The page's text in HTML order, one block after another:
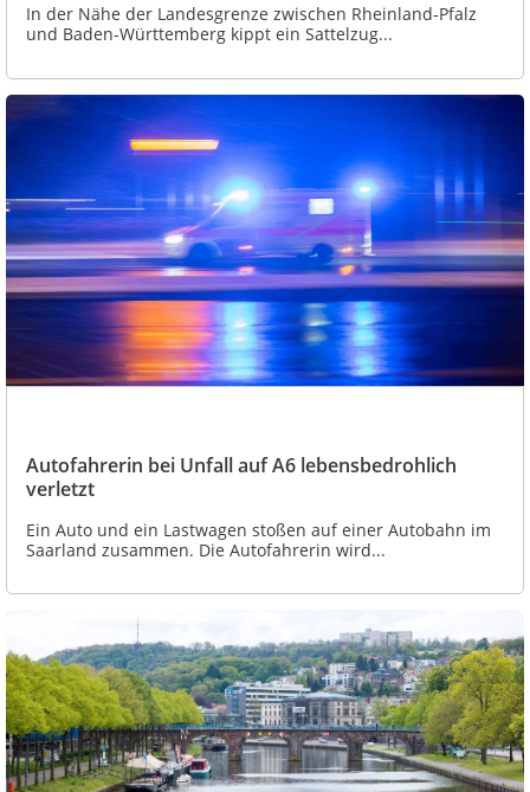
In der Nähe der Landesgrenze zwischen Rheinland-Pfalz
und Baden-Württemberg kippt ein Sattelzug...
Autofahrerin bei Unfall auf A6 lebensbedrohlich
verletzt
Ein Auto und ein Lastwagen stoßen auf einer Autobahn im
Saarland zusammen. Die Autofahrerin wird...